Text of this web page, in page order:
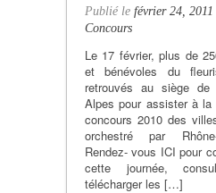
Publié le février 24, 2011
Concours
Le 17 février, plus de
et bénévoles du
retrouvés au siège de
Alpes pour assister à
concours 2010 des
orchestré par
Rendez- vous ICI pour
cette journée,
télécharger les […]